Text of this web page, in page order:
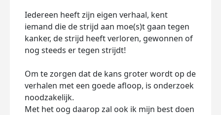
Iedereen heeft zijn eigen verhaal, kent
iemand die de strijd aan moe(s)t gaan tegen
kanker, de strijd heeft verloren, gewonnen of
nog steeds er tegen strijdt!
Om te zorgen dat de kans groter wordt op de
verhalen met een goede afloop, is onderzoek
noodzakelijk.
Met het oog daarop zal ook ik mijn best doen